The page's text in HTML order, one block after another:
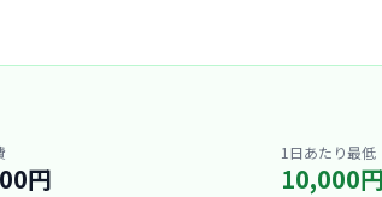
円
1日あたり最低
10,000円